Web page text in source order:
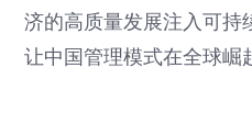
济的高质量发展注入可持
让中国管理模式在全球崛